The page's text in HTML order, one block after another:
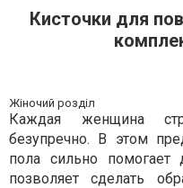
Кисточки для
Жіночий розділ
Каждая женщина
безупречно. В этом
пола сильно помогает
позволяет сделать